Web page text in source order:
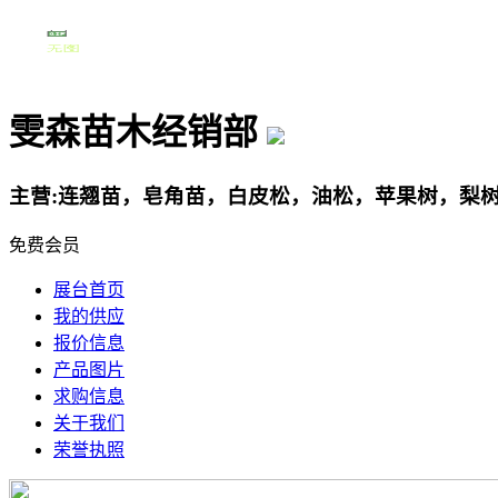
雯森苗木经销部
主营:连翘苗，皂角苗，白皮松，油松，苹果树，梨
免费会员
展台首页
我的供应
报价信息
产品图片
求购信息
关于我们
荣誉执照